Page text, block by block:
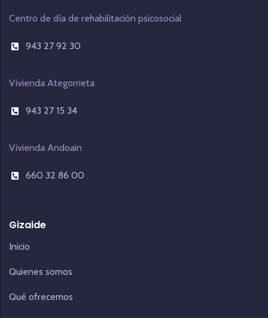
Centro de día de rehabilitación psicosocial
943 27 92 30
Vivienda Ategorrieta
943 27 15 34
Vivienda Andoain
660 32 86 00
Gizaide
Inicio
Quienes somos
Qué ofrecemos